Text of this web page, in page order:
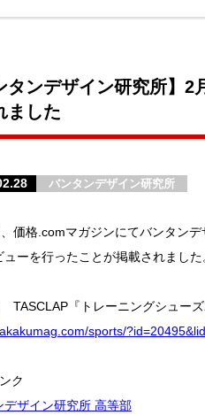
タンデザイン研究所】
ました
バンタンデザイン研究所
価格.comマガジンにてバンタン
ューを行ったことが掲載されました
TASCLAP『トレーニングシュー
sports/
ク
デザイン研究所 高等部